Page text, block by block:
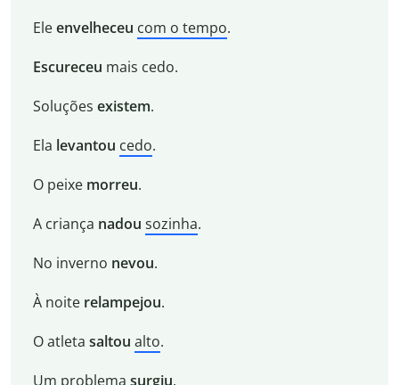
Eleenvelheceu com o tempo.
Escureceu mais cedo.
Soluções existem.
Ela levantou cedo.
O peixe morreu.
A criança nadou sozinha.
No inverno nevou.
À noite relampejou.
O atleta saltou alto.
Um problema surgiu.